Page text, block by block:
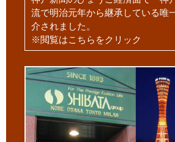
流で明治元年から継承している唯
介されました。
※閲覧はこちらをクリック